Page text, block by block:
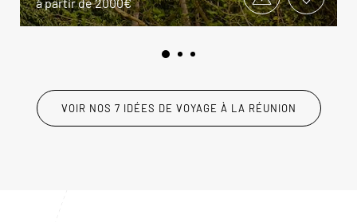
VOIR NOS 7 IDÉES DE VOYAGE À LA RÉUNION